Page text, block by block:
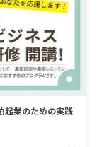
起業のための実践